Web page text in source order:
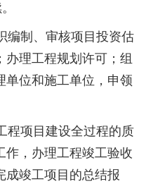
编制、审核项目投资估
理工程规划许可；组
单位和施工单位，申领
程项目建设全过程的质
作，办理工程竣工验收
成竣工项目的总结报